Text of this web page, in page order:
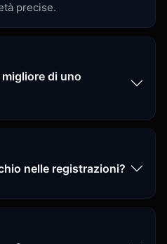
precise.
di uno
nelle registrazioni?